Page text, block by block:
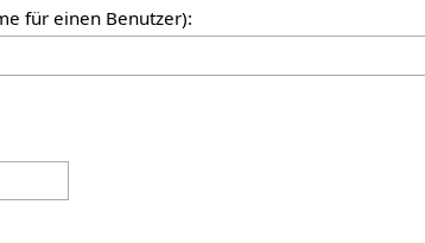
für einen Benutzer):